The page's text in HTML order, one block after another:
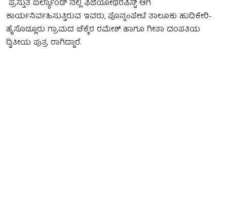
ಪ್ರಸ್ತುತ ಐರ್ಲ್ಯಾಂಡ್ ನಲ್ಲಿ ಫಿಜಿಯೋಥೆರಪಿಸ್ಟ್ ಆಗಿ
ಕಾರ್ಯನಿರ್ವಹಿಸುತ್ತಿರುವ ಇವರು, ಪೊನ್ನoಪೇಟೆ ತಾಲೂಕು ಹುದಿಕೇರಿ-
ಹೈಸೊಡ್ಲೂರು ಗ್ರಾಮದ ಚೆಕ್ಕೆರ ರಮೇಶ್ ಹಾಗೂ ಗೀತಾ ದಂಪತಿಯ
ದ್ವಿತೀಯ ಪುತ್ರ ರಾಗಿದ್ದಾರೆ.